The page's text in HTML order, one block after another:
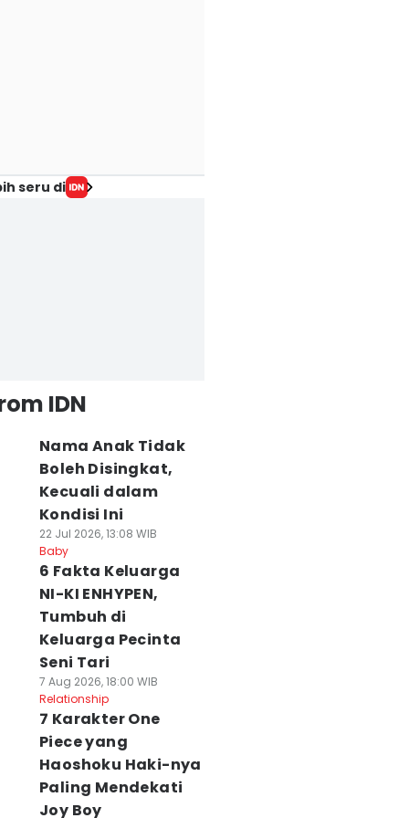
seru di
IDN
Nama Anak Tidak
Boleh Disingkat,
Kecuali dalam
Kondisi Ini
22 Jul 2026, 13:08 WIB
Baby
6 Fakta Keluarga
NI-KI ENHYPEN,
Tumbuh di
Keluarga Pecinta
Seni Tari
7 Aug 2026, 18:00 WIB
Relationship
7 Karakter One
Piece yang
Haoshoku Haki-nya
Paling Mendekati
Joy Boy